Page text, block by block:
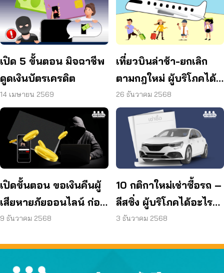
เปิด 5 ขั้นตอน มิจฉาชีพ
ดูดเงินบัตรเครดิต
14 เมษายน 2569
เที่ยวบินล่าช้า-ยกเลิก
ตามกฎใหม่ ผู้บริโภคได้
อะไรบ้าง
26 ธันวาคม 2568
เปิดขั้นตอน ขอเงินคืนผู้
เสียหายภัยออนไลน์ ก่อน
ใช้ร่างกฎกระทรวงคืน
9 ธันวาคม 2568
10 กติกาใหม่เช่าซื้อรถ –
ลีสซิ่ง ผู้บริโภคได้อะไร
เพิ่มบ้าง
3 ธันวาคม 2568